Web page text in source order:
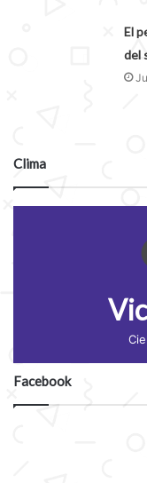
El
del
Clima
Facebook